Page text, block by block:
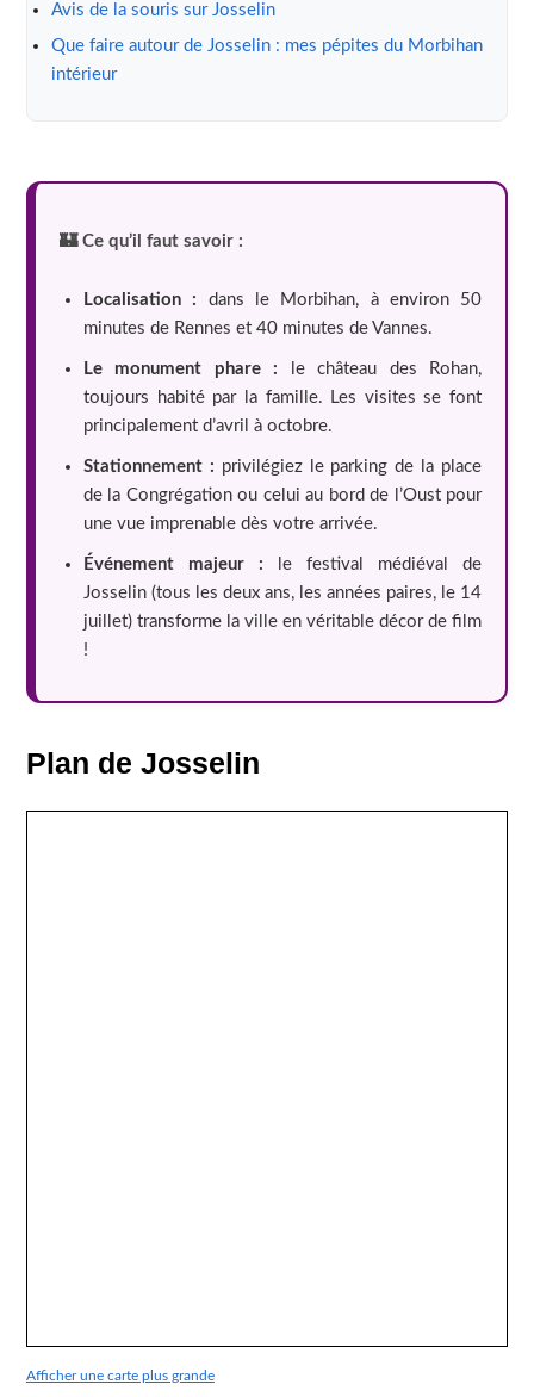
Avis de la souris sur Josselin
Que faire autour de Josselin : mes pépites du Morbihan
intérieur
🏰 Ce qu’il faut savoir :
Localisation : dans le Morbihan, à environ 50
minutes de Rennes et 40 minutes de Vannes.
Le monument phare : le château des Rohan,
toujours habité par la famille. Les visites se font
principalement d’avril à octobre.
Stationnement : privilégiez le parking de la place
de la Congrégation ou celui au bord de l’Oust pour
une vue imprenable dès votre arrivée.
Événement majeur : le festival médiéval de
Josselin (tous les deux ans, les années paires, le 14
juillet) transforme la ville en véritable décor de film
!
Plan de Josselin
Afficher une carte plus grande